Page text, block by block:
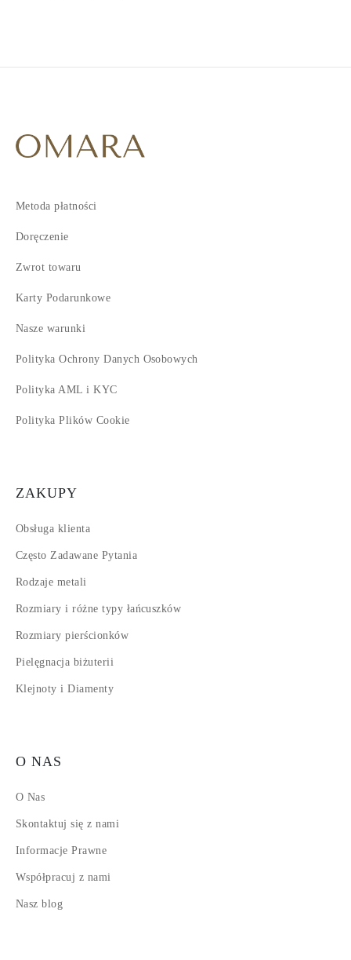
Metoda płatności
Doręczenie
Zwrot towaru
Karty Podarunkowe
Nasze warunki
Polityka Ochrony Danych Osobowych
Polityka AML i KYC
Polityka Plików Cookie
ZAKUPY
Obsługa klienta
Często Zadawane Pytania
Rodzaje metali
Rozmiary i różne typy łańcuszków
Rozmiary pierścionków
Pielęgnacja biżuterii
Klejnoty i Diamenty
O NAS
O Nas
Skontaktuj się z nami
Informacje Prawne
Współpracuj z nami
Nasz blog